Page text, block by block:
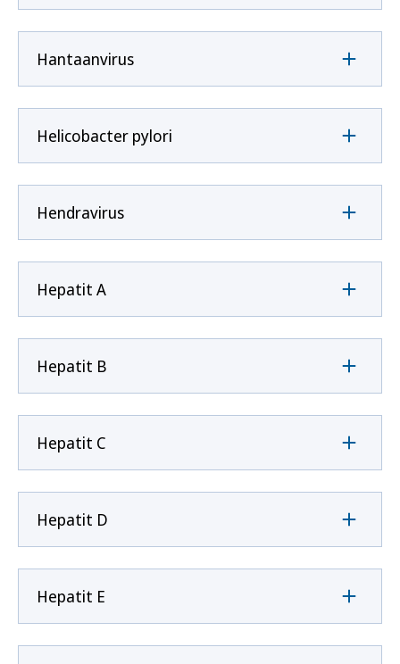
Hantaanvirus
Helicobacter pylori
Hendravirus
Hepatit A
Hepatit B
Hepatit C
Hepatit D
Hepatit E